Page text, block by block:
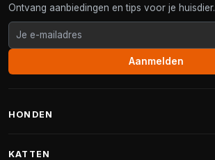
Ontvang aanbiedingen en tips voor je huisdier.
Aanmelden
HONDEN
KATTEN